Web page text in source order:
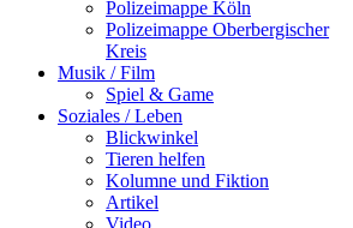
Polizeimappe Köln
Polizeimappe Oberbergischer
Kreis
Musik / Film
Spiel & Game
Soziales / Leben
Blickwinkel
Tieren helfen
Kolumne und Fiktion
Artikel
Video